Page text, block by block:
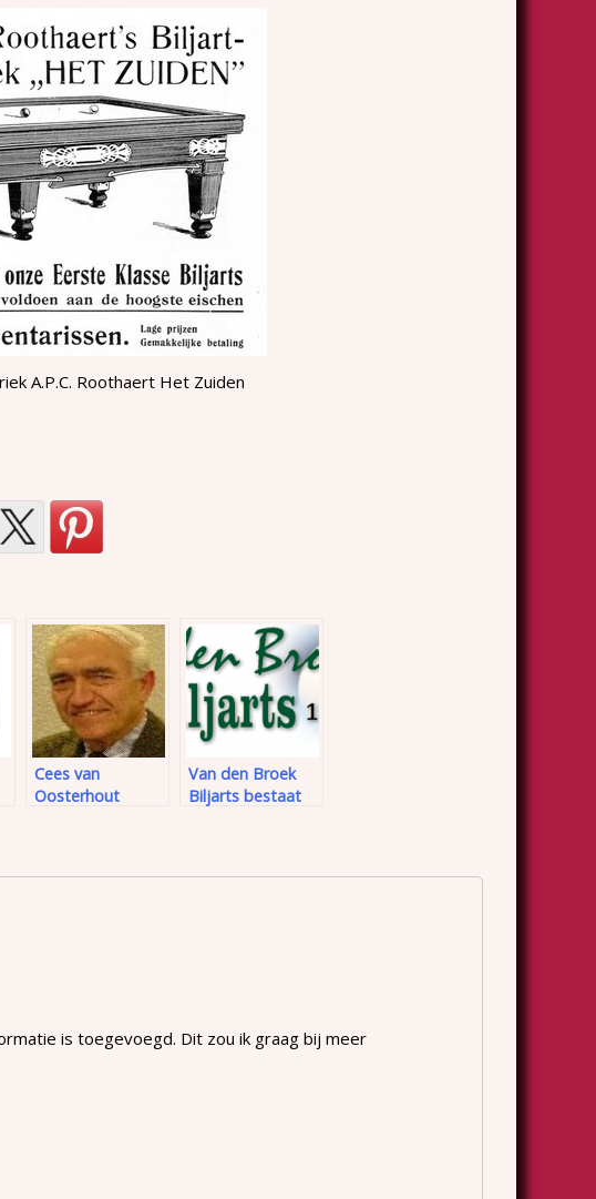
A.P.C. Roothaert Het Zuiden
Cees van
Oosterhout
Van den Broek
Biljarts bestaat
is toegevoegd. Dit zou ik graag bij meer